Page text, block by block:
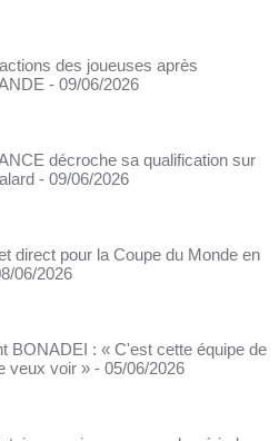
des joueuses après
- 09/06/2026
décroche sa qualification sur
- 09/06/2026
direct pour la Coupe du Monde en
06/2026
BONADEI : « C'est cette équipe de
veux voir » - 05/06/2026